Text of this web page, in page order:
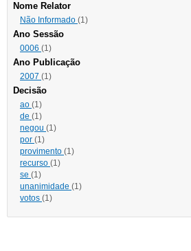
Nome Relator
Não Informado (1)
Ano Sessão
0006 (1)
Ano Publicação
2007 (1)
Decisão
ao (1)
de (1)
negou (1)
por (1)
provimento (1)
recurso (1)
se (1)
unanimidade (1)
votos (1)